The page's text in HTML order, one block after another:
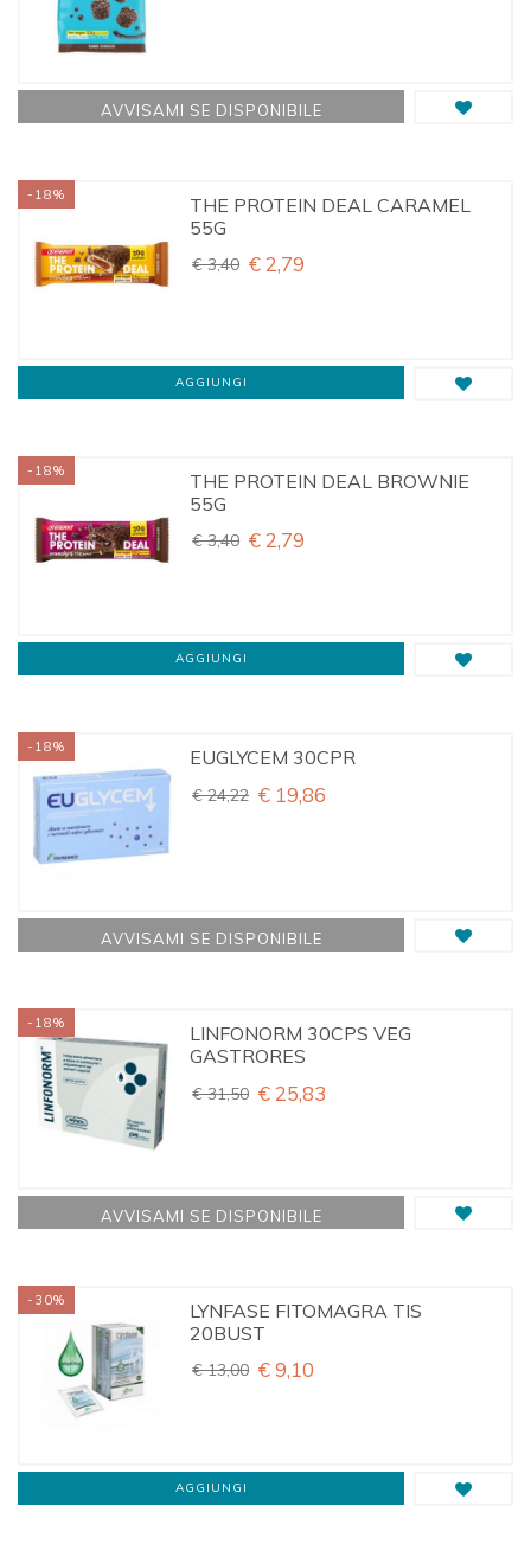
AVVISAMI SE DISPONIBILE
THE PROTEIN DEAL CARAMEL
55G
€ 3,40 € 2,79
-18%
AGGIUNGI
THE PROTEIN DEAL BROWNIE
55G
€ 3,40 € 2,79
-18%
AGGIUNGI
EUGLYCEM 30CPR
€ 24,22 € 19,86
-18%
AVVISAMI SE DISPONIBILE
LINFONORM 30CPS VEG
GASTRORES
€ 31,50 € 25,83
-18%
AVVISAMI SE DISPONIBILE
LYNFASE FITOMAGRA TIS
20BUST
€ 13,00 € 9,10
-30%
AGGIUNGI